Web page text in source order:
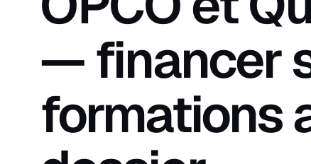
— financer
formations